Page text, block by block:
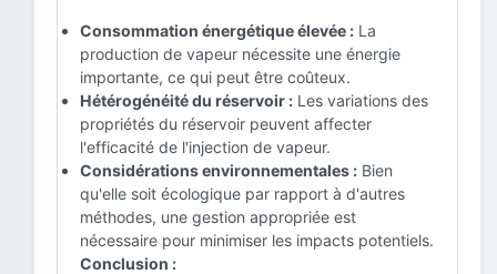
Consommation énergétique élevée : La
production de vapeur nécessite une énergie
importante, ce qui peut être coûteux.
Hétérogénéité du réservoir : Les variations des
propriétés du réservoir peuvent affecter
l'efficacité de l'injection de vapeur.
Considérations environnementales : Bien
qu'elle soit écologique par rapport à d'autres
méthodes, une gestion appropriée est
nécessaire pour minimiser les impacts potentiels.
Conclusion :